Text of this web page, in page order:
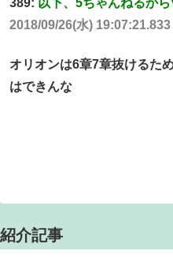
2018/09/26(水)
オリオンは6章7章抜けるた
はできんな
紹介記事